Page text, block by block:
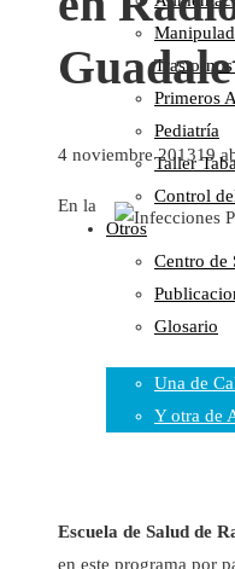
En
Cartas al
Medios de
Otros
Cal y Arena
Una de
Y otra de
Primeros
Pediatría
Taller
Control
Otros
Centro de
Glosario
4 noviembre 201319
En la
Escuela de Salud de
en este programa por